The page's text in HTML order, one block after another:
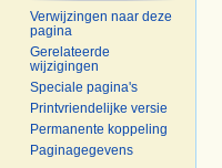
Verwijzingen naar deze
pagina
Gerelateerde
wijzigingen
Speciale pagina's
Printvriendelijke versie
Permanente koppeling
Paginagegevens